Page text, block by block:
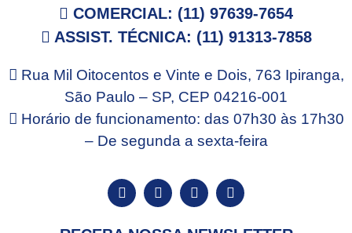
COMERCIAL: (11) 97639-7654
ASSIST. TÉCNICA: (11) 91313-7858
Rua Mil Oitocentos e Vinte e Dois, 763 Ipiranga,
São Paulo – SP, CEP 04216-001
Horário de funcionamento: das 07h30 às 17h30
– De segunda a sexta-feira